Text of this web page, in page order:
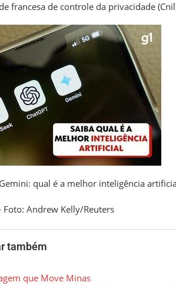
francesa de controle da privacidade
qual é a melhor inteligência
Andrew Kelly/Reuters
também
que Move Minas